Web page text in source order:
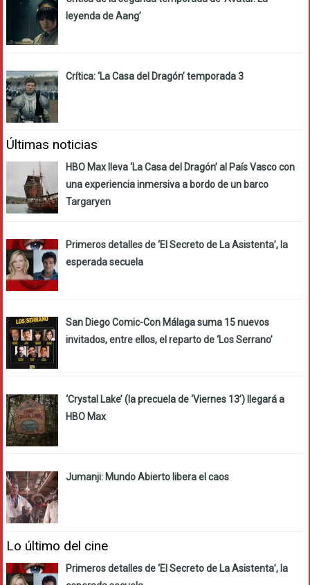
leyenda de Aang’
Crítica: ‘La Casa del Dragón’ temporada 3
Últimas noticias
HBO Max lleva ‘La Casa del Dragón’ al País Vasco con
una experiencia inmersiva a bordo de un barco
Targaryen
Primeros detalles de ‘El Secreto de La Asistenta’, la
esperada secuela
San Diego Comic-Con Málaga suma 15 nuevos
invitados, entre ellos, el reparto de ‘Los Serrano’
‘Crystal Lake’ (la precuela de ‘Viernes 13’) llegará a
HBO Max
Jumanji: Mundo Abierto libera el caos
Lo último del cine
Primeros detalles de ‘El Secreto de La Asistenta’, la